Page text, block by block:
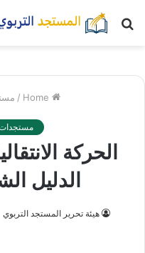
بحث
/
مستجدات
الدليل
هيئة تحرير المستجد التربوي